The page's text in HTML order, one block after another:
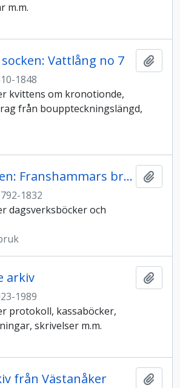
m.m.
Vattlång no 7
1848
kvittens om kronotionde,
från bouppteckningslängd,
Hassela socken: Franshammars bruks arkiv
1832
dagsverksböcker och
arkiv
1989
protokoll, kassaböcker,
skrivelser m.m.
från Västanåker